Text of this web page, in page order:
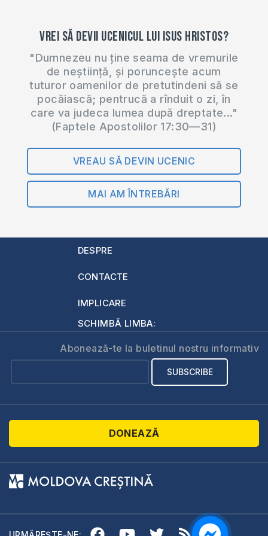
Colaboratorii…
Vrei să devii ucenicul lui Isus Hristos?
"Dumnezeu nu ține seama de vremurile
de neștiință, și poruncește acum
tuturor oamenilor de pretutindeni să se
pocăiască; pentrucă a rînduit o zi, în
care va judeca lumea după dreptate..."
(Faptele Apostolilor 17:30—31)
VREAU SĂ DEVIN UCENIC
MAI AM ÎNTREBĂRI
DESPRE
CONTACTE
IMPLICARE
SCHIMBĂ LIMBA:
Abonează-te la buletinul nostru informativ
DONEAZĂ